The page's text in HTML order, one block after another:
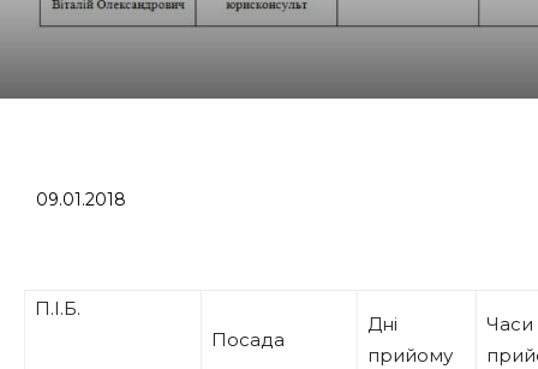
09.01.2018
П.І.Б.
Посада
Дні
прийому
Часи